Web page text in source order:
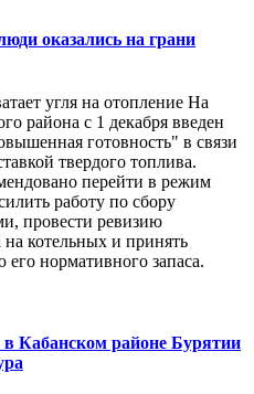
оказались на грани
угля на отопление На
района с 1 декабря введен
готовность" в связи
твердого топлива.
перейти в режим
работу по сбору
провести ревизию
котельных и принять
нормативного запаса.
Кабанском районе Бурятии